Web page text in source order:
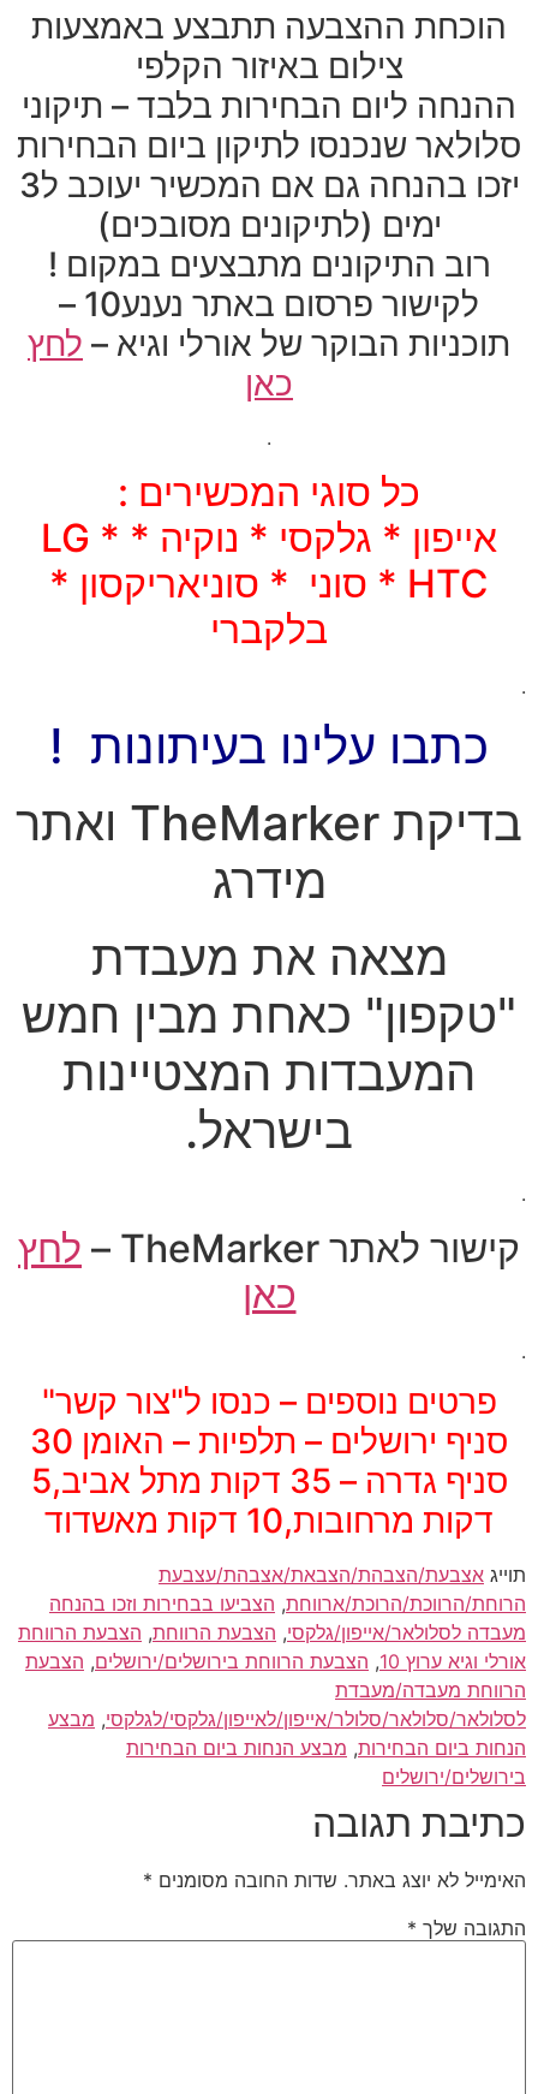
הוכחת ההצבעה תתבצע באמצעות
צילום באיזור הקלפי
ההנחה ליום הבחירות בלבד – תיקוני
סלולאר שנכנסו לתיקון ביום הבחירות
יזכו בהנחה גם אם המכשיר יעוכב ל3
ימים (לתיקונים מסובכים)
רוב התיקונים מתבצעים במקום !
לקישור פרסום באתר נענע10 –
תוכניות הבוקר של אורלי וגיא – לחץ
כאן
.
כל סוגי המכשירים :
אייפון * גלקסי * נוקיה * LG *
HTC * סוני * סוניאריקסון *
בלקברי
.
כתבו עלינו בעיתונות !
בדיקת TheMarker ואתר
מידרג
מצאה את מעבדת
"טקפון" כאחת מבין חמש
המעבדות המצטיינות
בישראל.
.
קישור לאתר TheMarker –
לחץ
כאן
.
פרטים נוספים – כנסו ל"צור קשר"
סניף ירושלים – תלפיות – האומן 30
סניף גדרה – 35 דקות מתל אביב,5
דקות מרחובות,10 דקות מאשדוד
תוייג אצבעת/הצבהת/הצבאת/אצבהת/עצבעת
הרוחת/הרווכת/הרוכת/ארווחת, הצביעו בבחירות וזכו בהנחה
מעבדה לסלולאר/אייפון/גלקסי, הצבעת הרווחת, הצבעת הרווחת
אורלי וגיא ערוץ 10
, הצבעת הרווחת בירושלים/ירושלים, הצבעת
הרווחת מעבדה/מעבדת
לסלולאר/סלולאר/סלולר/אייפון/לאייפון/גלקסי/לגלקסי, מבצע
הנחות ביום הבחירות, מבצע הנחות ביום הבחירות
בירושלים/ירושלים
כתיבת תגובה
האימייל לא יוצג באתר. שדות החובה מסומנים *
התגובה שלך *